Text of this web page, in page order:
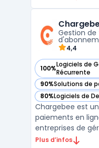
personnalisés.
permet d'accep ...
Gestion
4,4
100%Logiciels de
Récurrente
— voir Chargebee
90%Solutions de
— voir Chargebee
80%Logiciels de
— voir Chargebee
Chargebee est
paiements en
entreprises de
abonnements et
Plus d’infos